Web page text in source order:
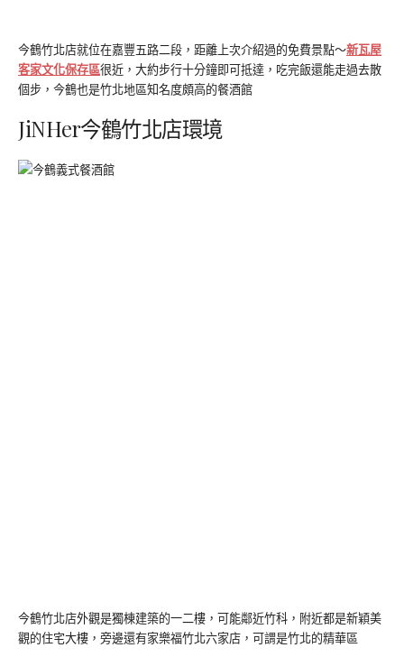
今鶴竹北店就位在嘉豐五路二段，距離上次介紹過的免費景點～新瓦屋
客家文化保存區很近，大約步行十分鐘即可抵達，吃完飯還能走過去散
個步，今鶴也是竹北地區知名度頗高的餐酒館
JiNHer今鶴竹北店環境
今鶴竹北店外觀是獨棟建築的一二樓，可能鄰近竹科，附近都是新穎美
觀的住宅大樓，旁邊還有家樂福竹北六家店，可謂是竹北的精華區